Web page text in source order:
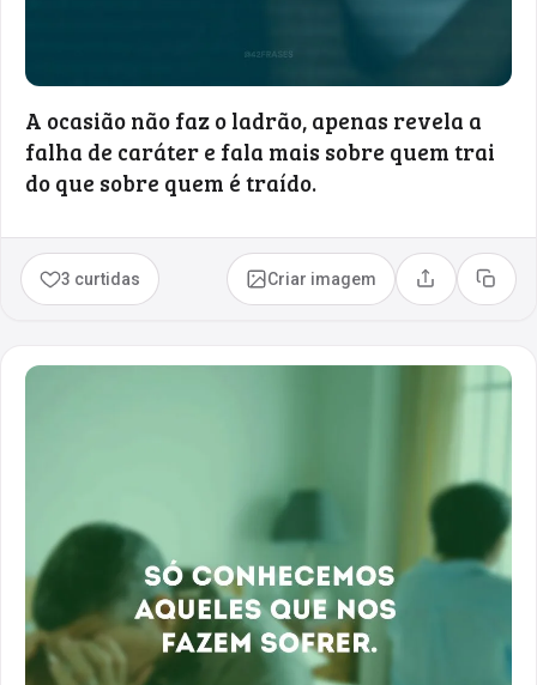
A ocasião não faz o ladrão, apenas revela a
falha de caráter e fala mais sobre quem trai
do que sobre quem é traído.
3 curtidas Criar imagem Compartilhar
Copiar